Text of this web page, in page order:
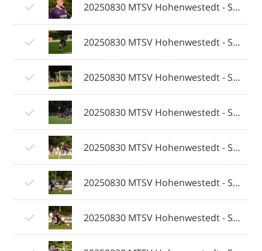
20250830 MTSV Hohenwestedt - SV Eichede © 2025 Olaf Wegerich_065.jpg
20250830 MTSV Hohenwestedt - SV Eichede © 2025 Olaf Wegerich_066.jpg
20250830 MTSV Hohenwestedt - SV Eichede © 2025 Olaf Wegerich_067.jpg
20250830 MTSV Hohenwestedt - SV Eichede © 2025 Olaf Wegerich_068.jpg
20250830 MTSV Hohenwestedt - SV Eichede © 2025 Olaf Wegerich_069.jpg
20250830 MTSV Hohenwestedt - SV Eichede © 2025 Olaf Wegerich_070.jpg
20250830 MTSV Hohenwestedt - SV Eichede © 2025 Olaf Wegerich_071.jpg